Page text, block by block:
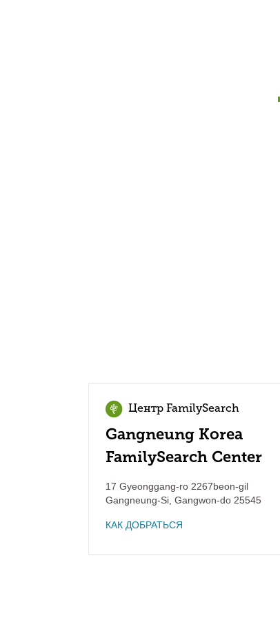
Центр FamilySearch
Gangneung Korea
FamilySearch Center
17 Gyeonggang-ro 2267beon-gil
Gangneung-Si Gangwon-do 25545
КАК ДОБРАТЬСЯ